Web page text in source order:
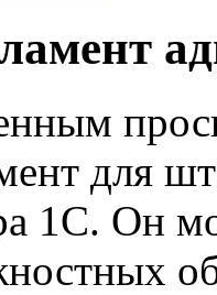
для
1С. Он